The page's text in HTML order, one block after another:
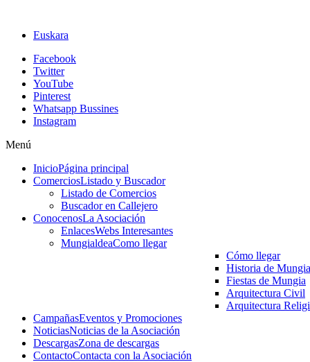
Euskara
Facebook
Twitter
YouTube
Pinterest
Whatsapp Bussines
Instagram
Menú
InicioPágina principal
ComerciosListado y Buscador
Listado de Comercios
Buscador en Callejero
ConocenosLa Asociación
EnlacesWebs Interesantes
MungialdeaComo llegar
Cómo llegar
Historia de Mungia
Fiestas de Mungia
Arquitectura Civil
Arquitectura
CampañasEventos y Promociones
NoticiasNoticias de la Asociación
DescargasZona de descargas
ContactoContacta con la Asociación